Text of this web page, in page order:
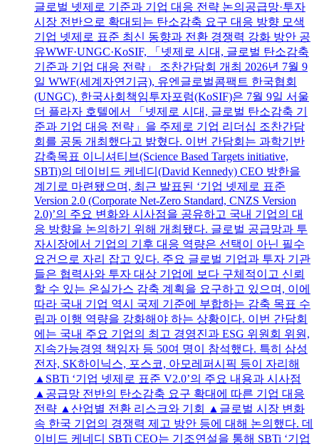
글로벌 넷제로 기준과 기업 대응 전략 논의공급망·투자
시장 전반으로 확대되는 탄소감축 요구 대응 방향 모색
기업 넷제로 표준 최신 동향과 전환 경쟁력 강화 방안 공
유WWF·UNGC·KoSIF, 「넷제로 시대, 글로벌 탄소감축
기준과 기업 대응 전략」 조찬간담회 개최 2026년 7월 9
일 WWF(세계자연기금), 유엔글로벌콤팩트 한국협회
(UNGC), 한국사회책임투자포럼(KoSIF)은 7월 9일 서울
더 플라자 호텔에서 「넷제로 시대, 글로벌 탄소감축 기
준과 기업 대응 전략」을 주제로 기업 리더십 조찬간담
회를 공동 개최했다고 밝혔다. 이번 간담회는 과학기반
감축목표 이니셔티브(Science Based Targets initiative,
SBTi)의 데이비드 케네디(David Kennedy) CEO 방한을
계기로 마련됐으며, 최근 발표된 ‘기업 넷제로 표준
Version 2.0 (Corporate Net-Zero Standard, CNZS Version
2.0)’의 주요 변화와 시사점을 공유하고 국내 기업의 대
응 방향을 논의하기 위해 개최됐다. 글로벌 공급망과 투
자시장에서 기업의 기후 대응 역량은 선택이 아닌 필수
요건으로 자리 잡고 있다. 주요 글로벌 기업과 투자 기관
들은 협력사와 투자 대상 기업에 보다 구체적이고 신뢰
할 수 있는 온실가스 감축 계획을 요구하고 있으며, 이에
따라 국내 기업 역시 국제 기준에 부합하는 감축 목표 수
립과 이행 역량을 강화해야 하는 상황이다. 이번 간담회
에는 국내 주요 기업의 최고 경영진과 ESG 위원회 위원,
지속가능경영 책임자 등 50여 명이 참석했다. 특히 삼성
전자, SK하이닉스, 포스코, 아모레퍼시픽 등이 자리해
▲SBTi ‘기업 넷제로 표준 V2.0’의 주요 내용과 시사점
▲공급망 전반의 탄소감축 요구 확대에 따른 기업 대응
전략 ▲산업별 전환 리스크와 기회 ▲글로벌 시장 변화
속 한국 기업의 경쟁력 제고 방안 등에 대해 논의했다. 데
이비드 케네디 SBTi CEO는 기조연설을 통해 SBTi ‘기업